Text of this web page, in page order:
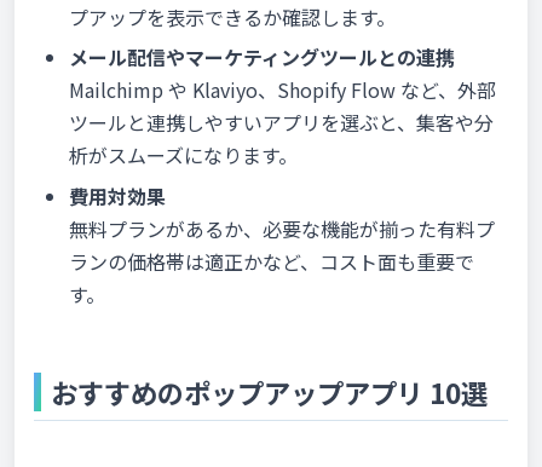
プアップを表示できるか確認します。
メール配信やマーケティングツールとの連携
Mailchimp や Klaviyo、Shopify Flow など、外部
ツールと連携しやすいアプリを選ぶと、集客や分
析がスムーズになります。
費用対効果
無料プランがあるか、必要な機能が揃った有料プ
ランの価格帯は適正かなど、コスト面も重要で
す。
おすすめのポップアップアプリ 10選